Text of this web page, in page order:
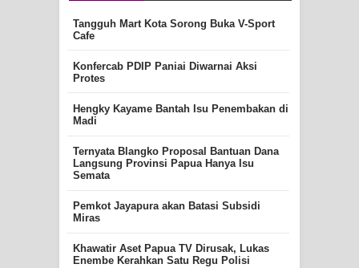
Tangguh Mart Kota Sorong Buka V-Sport
Cafe
Konfercab PDIP Paniai Diwarnai Aksi
Protes
Hengky Kayame Bantah Isu Penembakan di
Madi
Ternyata Blangko Proposal Bantuan Dana
Langsung Provinsi Papua Hanya Isu
Semata
Pemkot Jayapura akan Batasi Subsidi
Miras
Khawatir Aset Papua TV Dirusak, Lukas
Enembe Kerahkan Satu Regu Polisi